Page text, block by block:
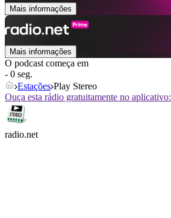
Mais informações
Mais informações
O podcast começa em
- 0 seg.
Estações Play Stereo
Ouça esta rádio gratuitamente no aplicativo:
radio.net